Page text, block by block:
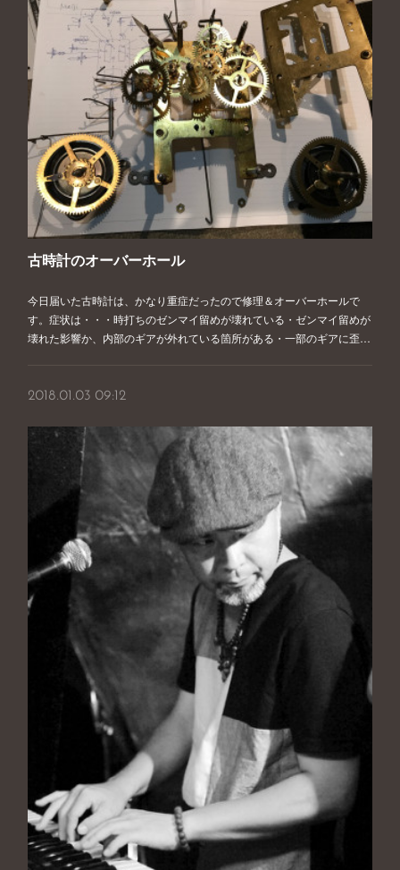
古時計のオーバーホール
今日届いた古時計は、かなり重症だったので修理＆オーバーホールで
す。症状は・・・時打ちのゼンマイ留めが壊れている・ゼンマイ留めが
壊れた影響か、内部のギアが外れている箇所がある・一部のギアに歪…
2018.01.03 09:12